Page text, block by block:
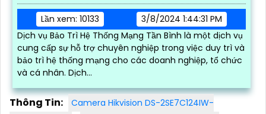
Lần xem: 10133
3/8/2024 1:44:31 PM
Dịch vụ Bảo Trì Hệ Thống Mạng Tần Bình là một dịch vụ
cung cấp sự hỗ trợ chuyên nghiệp trong việc duy trì và
bảo trì hệ thống mạng cho các doanh nghiệp, tổ chức
và cá nhân. Dịch...
Thông Tin:
Camera Hikvision DS-2SE7C124IW-